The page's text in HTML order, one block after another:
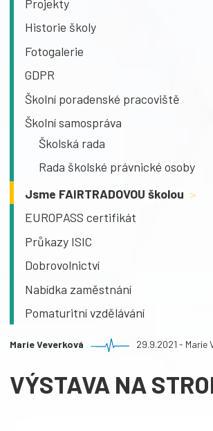
Projekty
Historie školy
Fotogalerie
GDPR
Školní poradenské pracoviště
Školní samospráva
Školská rada
Rada školské právnické osoby
Jsme FAIRTRADOVOU školou
>
EUROPASS certifikát
Průkazy ISIC
Dobrovolnictví
Nabídka zaměstnání
Pomaturitní vzdělávání
Marie Veverková 29.9.2021 - Marie
VÝSTAVA NA